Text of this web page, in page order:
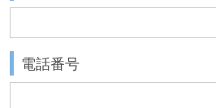
電話番号